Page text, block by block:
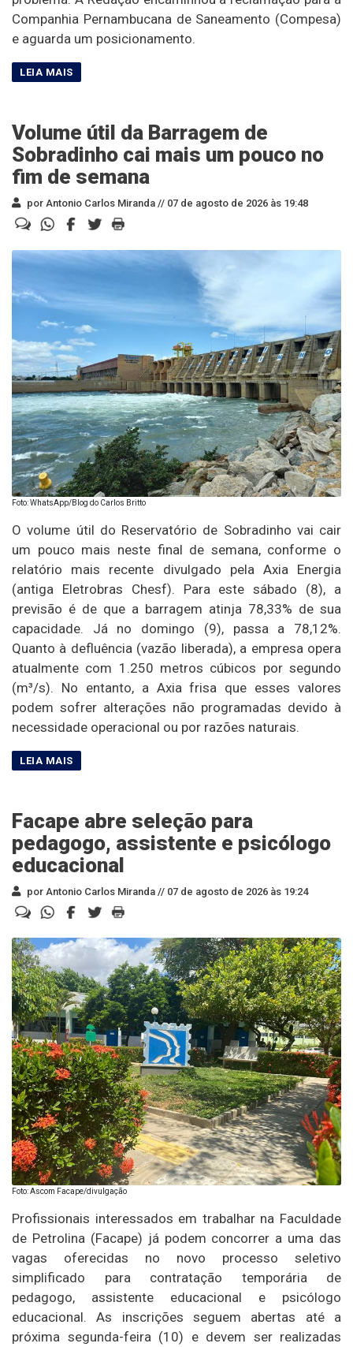
Companhia Pernambucana de Saneamento (Compesa)
e aguarda um posicionamento.
Volume útil da Barragem de
Sobradinho cai mais um pouco no
fim de semana
por Antonio Carlos Miranda // 07 de agosto de 2026 às 19:48
Foto: WhatsApp/Blog do Carlos Britto
O volume útil do Reservatório de Sobradinho vai cair
um pouco mais neste final de semana, conforme o
relatório mais recente divulgado pela Axia Energia
(antiga Eletrobras Chesf). Para este sábado (8), a
previsão é de que a barragem atinja 78,33% de sua
capacidade. Já no domingo (9), passa a 78,12%.
Quanto à defluência (vazão liberada), a empresa opera
atualmente com 1.250 metros cúbicos por segundo
(m³/s). No entanto, a Axia frisa que esses valores
podem sofrer alterações não programadas devido à
necessidade operacional ou por razões naturais.
Facape abre seleção para
pedagogo, assistente e psicólogo
educacional
por Antonio Carlos Miranda // 07 de agosto de 2026 às 19:24
Foto: Ascom Facape/divulgação
Profissionais interessados em trabalhar na Faculdade
de Petrolina (Facape) já podem concorrer a uma das
vagas oferecidas no novo processo seletivo
simplificado para contratação temporária de
pedagogo, assistente educacional e psicólogo
educacional. As inscrições seguem abertas até a
próxima segunda-feira (10) e devem ser realizadas